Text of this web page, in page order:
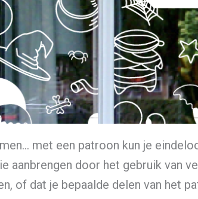
met een patroon kun je
aanbrengen door het gebruik van
of dat je bepaalde delen van het